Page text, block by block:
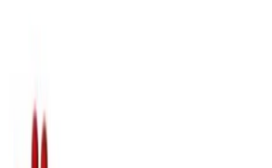
detektatzen